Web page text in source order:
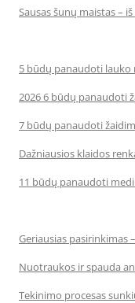
Sausas šunų maistas –
5 būdų panaudoti lauko
2026 6 būdų panaudoti
7 būdų panaudoti
Dažniausios klaidos
11 būdų panaudoti
Geriausias pasirinkimas
Nuotraukos ir spauda
Tekinimo procesas